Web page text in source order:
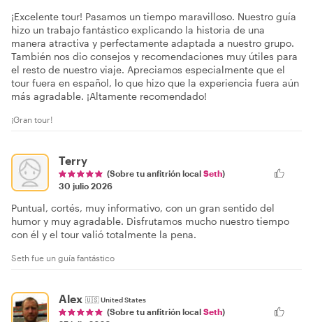
¡Excelente tour! Pasamos un tiempo maravilloso. Nuestro guía
hizo un trabajo fantástico explicando la historia de una
manera atractiva y perfectamente adaptada a nuestro grupo.
También nos dio consejos y recomendaciones muy útiles para
el resto de nuestro viaje. Apreciamos especialmente que el
tour fuera en español, lo que hizo que la experiencia fuera aún
más agradable. ¡Altamente recomendado!
¡Gran tour!
Terry
(Sobre tu anfitrión local Seth)
30 julio 2026
Puntual, cortés, muy informativo, con un gran sentido del
humor y muy agradable. Disfrutamos mucho nuestro tiempo
con él y el tour valió totalmente la pena.
Seth fue un guía fantástico
Alex 🇺🇸United States
(Sobre tu anfitrión local Seth)